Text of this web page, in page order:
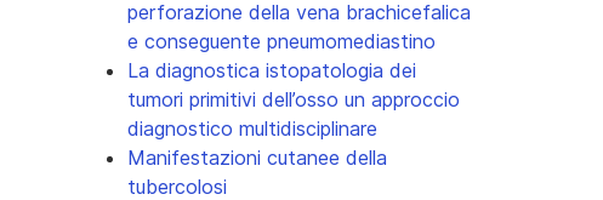
perforazione della vena brachicefalica
e conseguente pneumomediastino
La diagnostica istopatologia dei
tumori primitivi dell’osso un approccio
diagnostico multidisciplinare
Manifestazioni cutanee della
tubercolosi